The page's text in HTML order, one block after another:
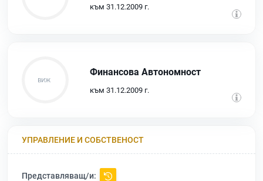
към 31.12.2009 г.
Финансова Автономност
към 31.12.2009 г.
УПРАВЛЕНИЕ И СОБСТВЕНОСТ
Представляващ/и: